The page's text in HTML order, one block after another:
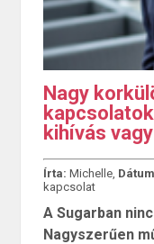
Nagy
kihívás
Írta: Michelle,
kapcsolat
A Sugarban
Nagyszerűen